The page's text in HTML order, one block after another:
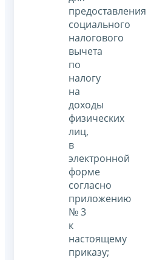
предоставления
социального
налогового
вычета
по
налогу
на
доходы
физических
лиц,
в
электронной
форме
согласно
приложению
№ 3
к
настоящему
приказу;